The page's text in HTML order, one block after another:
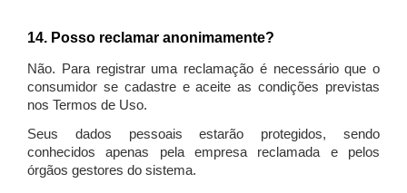
14. Posso reclamar anonimamente?
Não. Para registrar uma reclamação é necessário que o
consumidor se cadastre e aceite as condições previstas
nos Termos de Uso.
Seus dados pessoais estarão protegidos, sendo
conhecidos apenas pela empresa reclamada e pelos
órgãos gestores do sistema.